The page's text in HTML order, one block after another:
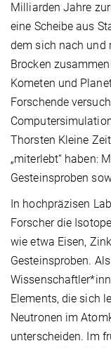
Milliarden Jahre
eine Scheibe aus
dem sich nach und
Brocken
Kometen und
Forschende
Thorsten Kleine
„miterlebt“ haben:
Gesteinsproben
In hochpräzisen
Forscher die
wie etwa Eisen,
Gesteinsproben.
Elements, die sich
Neutronen im
unterscheiden. Im